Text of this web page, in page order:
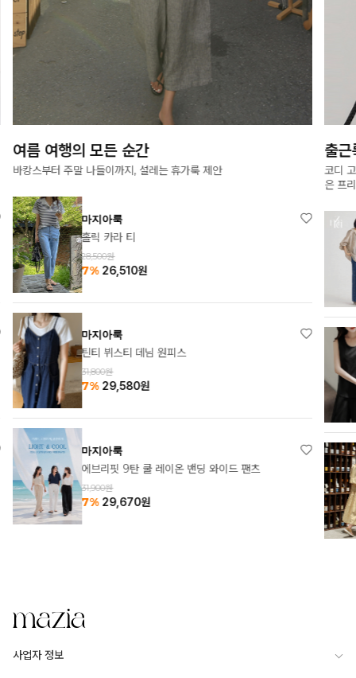
여름 여행의 모든 순간
바캉스부터 주말 나들이까지, 설레는 휴가룩 제안
마지아룩
홀릭 카라 티
28,500원
7% 26,510원
마지아룩
틴티 뷔스티 데님 원피스
31,800원
7% 29,580원
마지아룩
에브리핏 9탄 쿨 레이온 밴딩 와이드 팬츠
31,900원
7% 29,670원
출
코디
은 프
사업자 정보